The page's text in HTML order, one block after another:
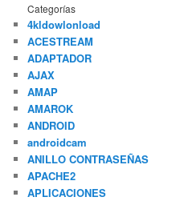
Categorías
4kldowlonload
ACESTREAM
ADAPTADOR
AJAX
AMAP
AMAROK
ANDROID
androidcam
ANILLO CONTRASEÑAS
APACHE2
APLICACIONES